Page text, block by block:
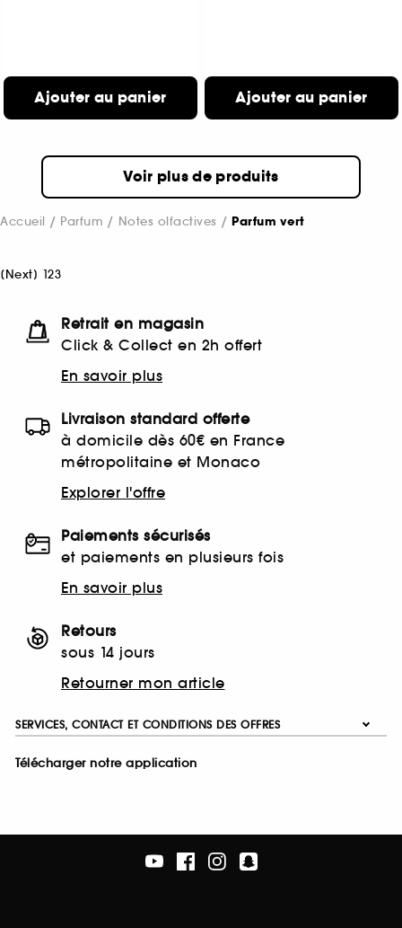
Ajouter au panier Ajouter au panier
Voir plus de produits
Accueil Parfum Notes olfactives Parfum vert
[Next] 123
Retrait en magasin
Click & Collect en 2h offert
En savoir plus
Livraison standard offerte
à domicile dès 60€ en France
métropolitaine et Monaco
Explorer l'offre
Paiements sécurisés
et paiements en plusieurs fois
En savoir plus
Retours
sous 14 jours
Retourner mon article
SERVICES, CONTACT ET CONDITIONS DES OFFRES
Télécharger notre application